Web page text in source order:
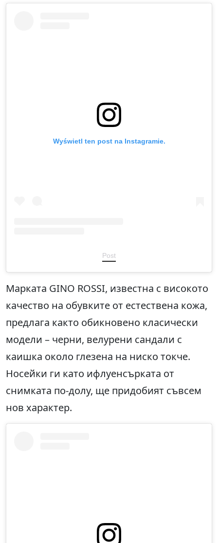
Wyświetl ten post na Instagramie.
Post
Марката GINO ROSSI, известна с високото
качество на обувките от естествена кожа,
предлага както обикновено класически
модели – черни, велурени сандали с
каишка около глезена на ниско токче.
Носейки ги като ифлуенсърката от
снимката по-долу, ще придобият съвсем
нов характер.